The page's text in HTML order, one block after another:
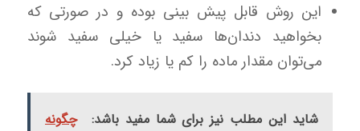
این روش قابل پیش بینی بوده و در صورتی که
بخواهید دندان‌ها سفید یا خیلی سفید شوند
می‌توان مقدار ماده را کم یا زیاد کرد.
شاید این مطلب نیز برای شما مفید باشد:
چگونه